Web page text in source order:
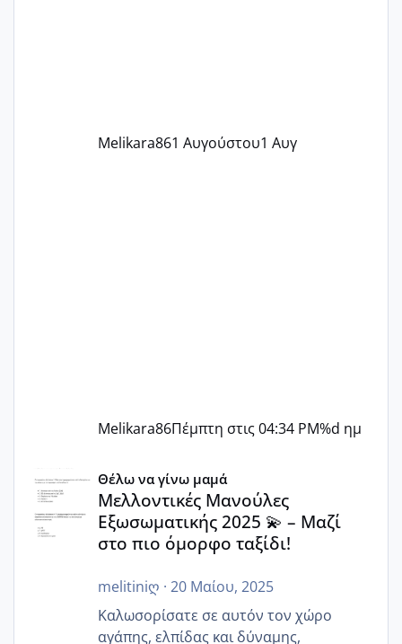
Melikara861 Αυγούστου1 Αυγ
Melikara86Πέμπτη στις 04:34 PM%d ημ
Μελλοντικές Μανούλες Εξωσωματικής 2025 💫 – Μαζί
Θέλω να γίνω μαμά
Μελλοντικές Μανούλες
Εξωσωματικής 2025 💫 – Μαζί
στο πιο όμορφο ταξίδι!
melitiniღ · 20 Μαίου, 2025
Καλωσορίσατε σε αυτόν τον χώρο
αγάπης, ελπίδας και δύναμης,